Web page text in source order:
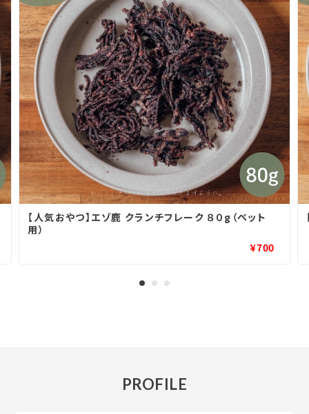
【人気おやつ】エゾ鹿 クランチフレーク ８０g（ペット
用）
¥700
PROFILE